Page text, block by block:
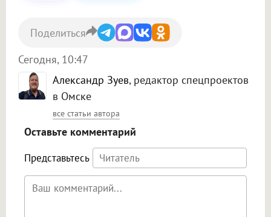
Александр Зуев, редактор спецпроектов
в Омске
все статьи автора
Сегодня, 10:47
Поделиться
Оставьте комментарий
Представьтесь